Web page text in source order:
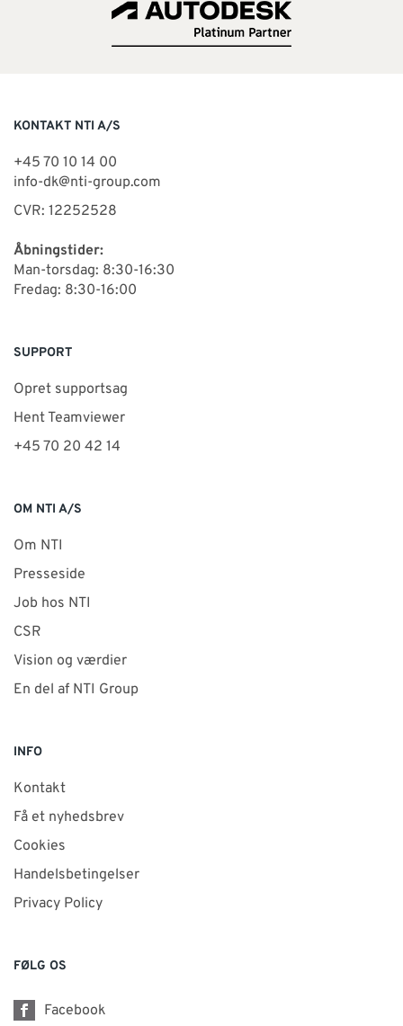
KONTAKT NTI A/S
+45 70 10 14 00
info-dk@nti-group.com
CVR: 12252528
Åbningstider:
Man-torsdag: 8:30-16:30
Fredag: 8:30-16:00
SUPPORT
Opret supportsag
Hent Teamviewer
+45 70 20 42 14
OM NTI A/S
Om NTI
Presseside
Job hos NTI
CSR
Vision og værdier
En del af NTI Group
INFO
Kontakt
Få et nyhedsbrev
Cookies
Handelsbetingelser
Privacy Policy
FØLG OS
Facebook